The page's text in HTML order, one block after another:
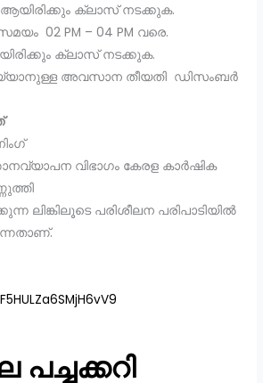
ക്ലാസ് നടക്കുക.
02 PM – 04 PM വരെ.
ക്ലാസ് നടക്കുക.
അവസാന തീയതി ഡിസംബർ
വിഭാഗം കേരള കാർഷിക
ലിങ്കിലൂടെ പരിശീലന പരിപാടിയിൽ